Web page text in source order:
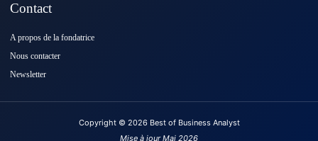
Contact
A propos de la fondatrice
Nous contacter
Newsletter
Copyright © 2026 Best of Business Analyst
Mise à jour Mai 2026